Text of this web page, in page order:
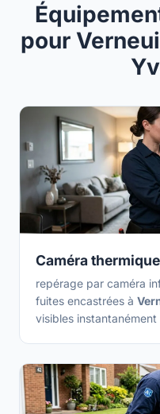
pour
Caméra thermique
repérage par caméra
fuites encastrées à
visibles instantanément